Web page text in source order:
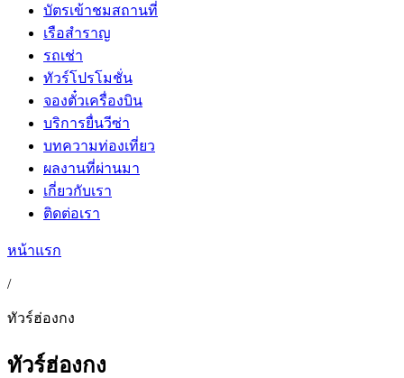
บัตรเข้าชมสถานที่
เรือสำราญ
รถเช่า
ทัวร์โปรโมชั่น
จองตั๋วเครื่องบิน
บริการยื่นวีซ่า
บทความท่องเที่ยว
ผลงานที่ผ่านมา
เกี่ยวกับเรา
ติดต่อเรา
หน้าแรก
/
ทัวร์ฮ่องกง
ทัวร์ฮ่องกง